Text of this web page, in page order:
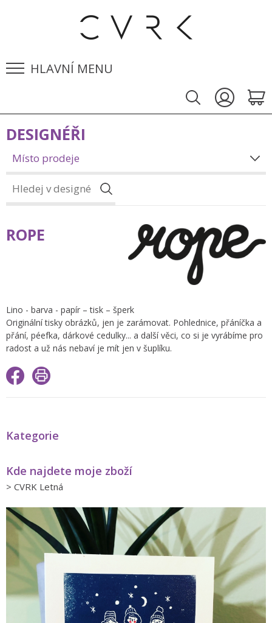
HLAVNÍ MENU
DESIGNÉŘI
Místo prodeje
ROPE
Lino - barva - papír – tisk – šperk
Originální tisky obrázků, jen je zarámovat. Pohlednice, přáníčka a
přání, péefka, dárkové cedulky... a další věci, co si je vyrábíme pro
radost a už nás nebaví je mít jen v šuplíku.
Kategorie
Kde najdete moje zboží
> CVRK Letná